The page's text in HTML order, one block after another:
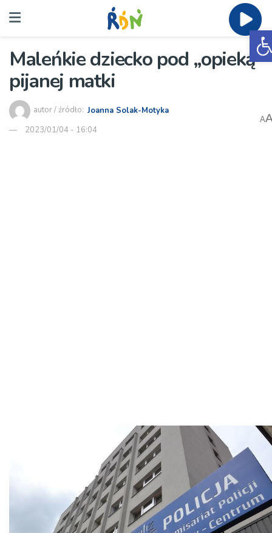
Maleńkie dziecko pod „opieką”
pijanej matki
autor / źródło: Joanna Solak-Motyka
2023/01/04 - 16:04
A